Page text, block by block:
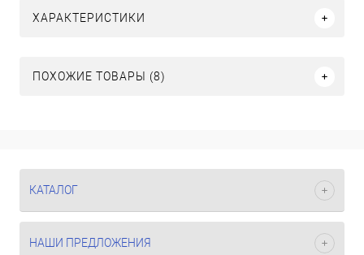
ХАРАКТЕРИСТИКИ
ПОХОЖИЕ ТОВАРЫ (8)
КАТАЛОГ
НАШИ ПРЕДЛОЖЕНИЯ